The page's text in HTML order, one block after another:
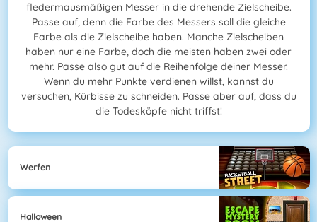
fledermausmäßigen Messer in die drehende Zielscheibe.
Passe auf, denn die Farbe des Messers soll die gleiche
Farbe als die Zielscheibe haben. Manche Zielscheiben
haben nur eine Farbe, doch die meisten haben zwei oder
mehr. Passe also gut auf die Reihenfolge deiner Messer.
Wenn du mehr Punkte verdienen willst, kannst du
versuchen, Kürbisse zu schneiden. Passe aber auf, dass du
die Todesköpfe nicht triffst!
Werfen
Halloween